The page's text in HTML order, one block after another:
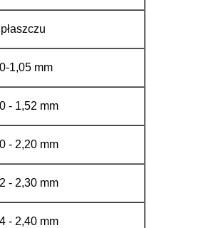
1,05 mm
- 1,52 mm
- 2,20 mm
- 2,30 mm
- 2,40 mm